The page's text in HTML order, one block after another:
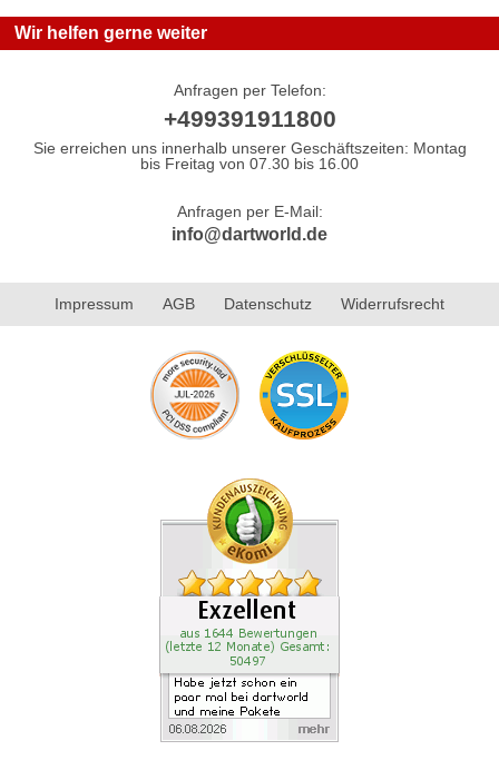
Wir helfen gerne weiter
Anfragen per Telefon:
+499391911800
Sie erreichen uns innerhalb unserer Geschäftszeiten: Montag
bis Freitag von 07.30 bis 16.00
Anfragen per E-Mail:
info@dartworld.de
Impressum AGB Datenschutz Widerrufsrecht